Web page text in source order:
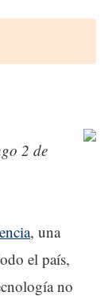
2 de
, una
el país,
no